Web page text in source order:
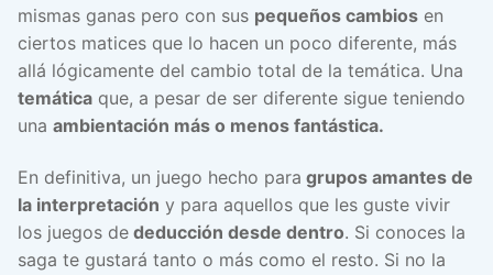
mismas ganas pero con sus pequeños cambios en
ciertos matices que lo hacen un poco diferente, más
allá lógicamente del cambio total de la temática. Una
temática que, a pesar de ser diferente sigue teniendo
una ambientación más o menos fantástica.
En definitiva, un juego hecho para grupos amantes de
la interpretación y para aquellos que les guste vivir
los juegos de deducción desde dentro. Si conoces la
saga te gustará tanto o más como el resto. Si no la